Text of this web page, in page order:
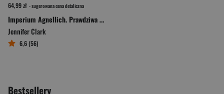
64,99 zł - sugerowana cena detaliczna
Imperium Agnellich. Prawdziwa historia rodziny potężniejszej niż państwo
Jennifer Clark
6,6 (56)
Bestsellery